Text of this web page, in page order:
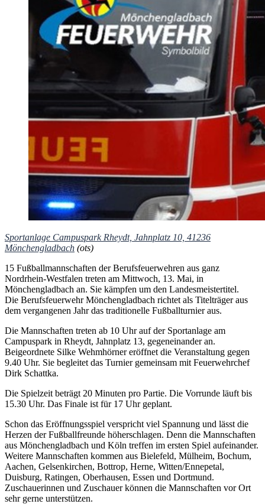
Sportanlage Campuspark Rheydt, Jahnplatz 10, 41236
Mönchengladbach (ots)
15 Fußballmannschaften der Berufsfeuerwehren aus ganz
Nordrhein-Westfalen treten am Mittwoch, 13. Mai, in
Mönchengladbach an. Sie kämpfen um den Landesmeistertitel.
Die Berufsfeuerwehr Mönchengladbach richtet als Titelträger aus
dem vergangenen Jahr das traditionelle Fußballturnier aus.
Die Mannschaften treten ab 10 Uhr auf der Sportanlage am
Campuspark in Rheydt, Jahnplatz 13, gegeneinander an.
Beigeordnete Silke Wehmhörner eröffnet die Veranstaltung gegen
9.40 Uhr. Sie begleitet das Turnier gemeinsam mit Feuerwehrchef
Dirk Schattka.
Die Spielzeit beträgt 20 Minuten pro Partie. Die Vorrunde läuft bis
15.30 Uhr. Das Finale ist für 17 Uhr geplant.
Schon das Eröffnungsspiel verspricht viel Spannung und lässt die
Herzen der Fußballfreunde höherschlagen. Denn die Mannschaften
aus Mönchengladbach und Köln treffen im ersten Spiel aufeinander.
Weitere Mannschaften kommen aus Bielefeld, Mülheim, Bochum,
Aachen, Gelsenkirchen, Bottrop, Herne, Witten/Ennepetal,
Duisburg, Ratingen, Oberhausen, Essen und Dortmund.
Zuschauerinnen und Zuschauer können die Mannschaften vor Ort
sehr gerne unterstützen.